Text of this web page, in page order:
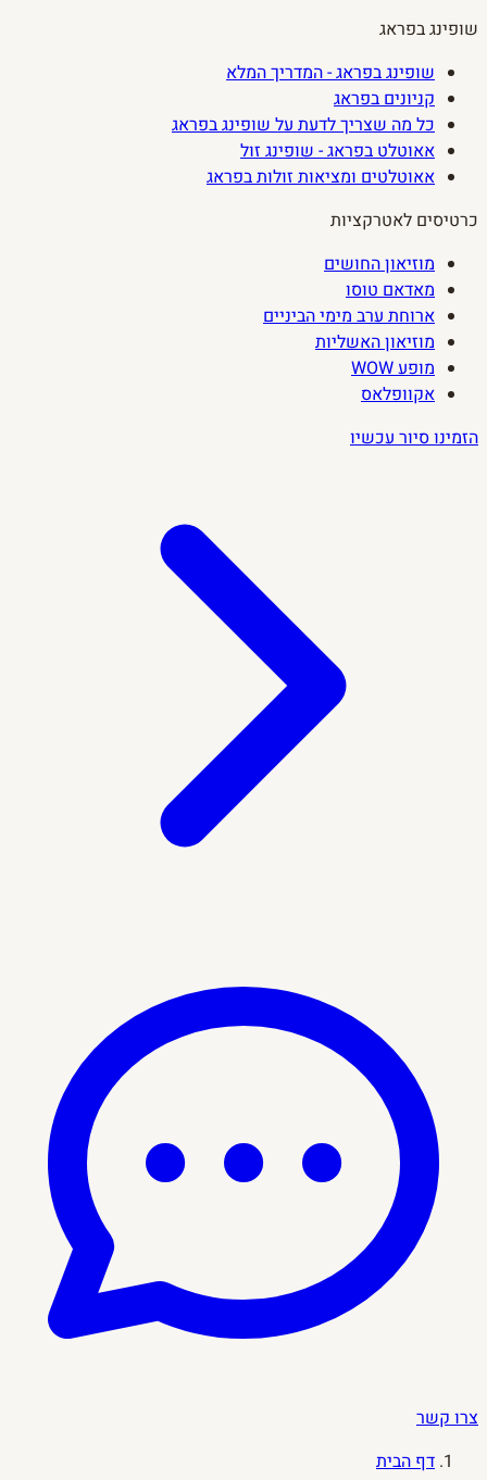
שופינג בפראג
שופינג בפראג - המדריך המלא
קניונים בפראג
כל מה שצריך לדעת על שופינג בפראג
אאוטלט בפראג - שופינג זול
אאוטלטים ומציאות זולות בפראג
כרטיסים לאטרקציות
מוזיאון החושים
מאדאם טוסו
ארוחת ערב מימי הביניים
מוזיאון האשליות
מופע WOW
אקוופלאס
הזמינו סיור עכשיו
צרו קשר
דף הבית